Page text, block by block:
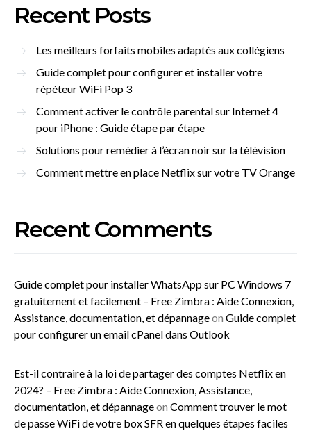
Recent Posts
Les meilleurs forfaits mobiles adaptés aux collégiens
Guide complet pour configurer et installer votre
répéteur WiFi Pop 3
Comment activer le contrôle parental sur Internet 4
pour iPhone : Guide étape par étape
Solutions pour remédier à l’écran noir sur la télévision
Comment mettre en place Netflix sur votre TV Orange
Recent Comments
Guide complet pour installer WhatsApp sur PC Windows 7
gratuitement et facilement – Free Zimbra : Aide Connexion,
Assistance, documentation, et dépannageon Guide complet
pour configurer un email cPanel dans Outlook
Est-il contraire à la loi de partager des comptes Netflix en
2024? – Free Zimbra : Aide Connexion, Assistance,
documentation, et dépannageon Comment trouver le mot
de passe WiFi de votre box SFR en quelques étapes faciles